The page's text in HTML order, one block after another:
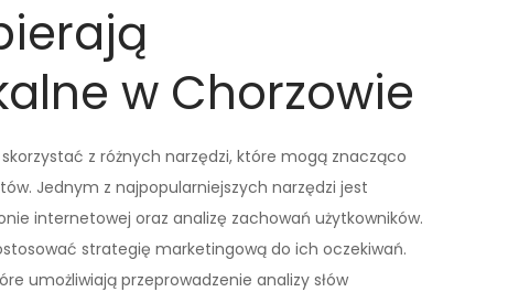
w Chorzowie
z różnych narzędzi, które mogą znacząco
Jednym z najpopularniejszych narzędzi jest
internetowej oraz analizę zachowań użytkowników.
strategię marketingową do ich oczekiwań.
umożliwiają przeprowadzenie analizy słów